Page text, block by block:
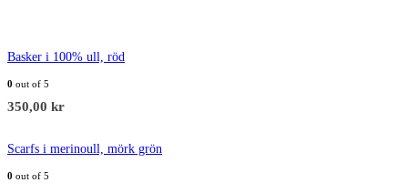
Basker i 100% ull, röd
0 out of 5
350,00 kr
Scarfs i merinoull, mörk grön
0 out of 5